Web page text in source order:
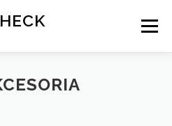
Menu